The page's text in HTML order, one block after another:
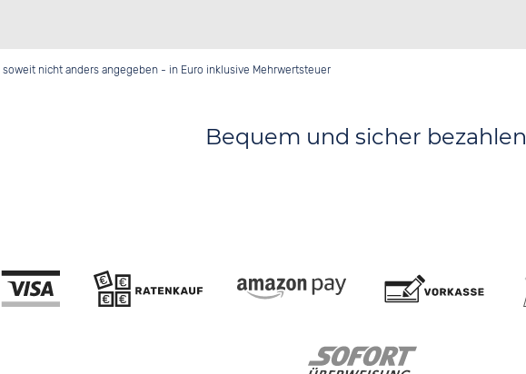
nicht anders angegeben - in Euro inklusive Mehrwertsteuer
Bequem und sicher bezahlen